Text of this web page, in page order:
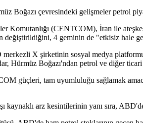
Boğazı çevresindeki gelişmeler petrol
Komutanlığı (CENTCOM), İran ile
değiştirildiğini, 4 geminin de "etkisiz hale
X şirketinin sosyal medya
Hürmüz Boğazı'ndan petrol ve diğer
güçleri, tam uyumluluğu sağlamak
kaynaklı arz kesintilerinin yanı sıra,